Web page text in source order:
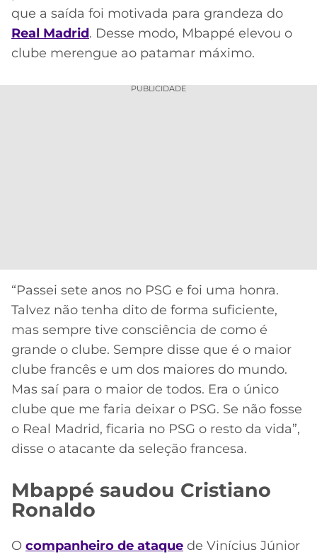
que a saída foi motivada para grandeza do
Real Madrid. Desse modo, Mbappé elevou o
clube merengue ao patamar máximo.
PUBLICIDADE
“Passei sete anos no PSG e foi uma honra.
Talvez não tenha dito de forma suficiente,
mas sempre tive consciência de como é
grande o clube. Sempre disse que é o maior
clube francês e um dos maiores do mundo.
Mas saí para o maior de todos. Era o único
clube que me faria deixar o PSG. Se não fosse
o Real Madrid, ficaria no PSG o resto da vida”,
disse o atacante da seleção francesa.
Mbappé saudou Cristiano
Ronaldo
O companheiro de ataque de Vinícius Júnior